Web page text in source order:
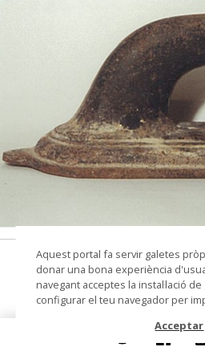
Sitges
premsa
Datació
quart
Aquest portal fa servir galetes
donar una bona experiència
navegant acceptes la instal·lació
configurar el teu navegador per
Acceptar